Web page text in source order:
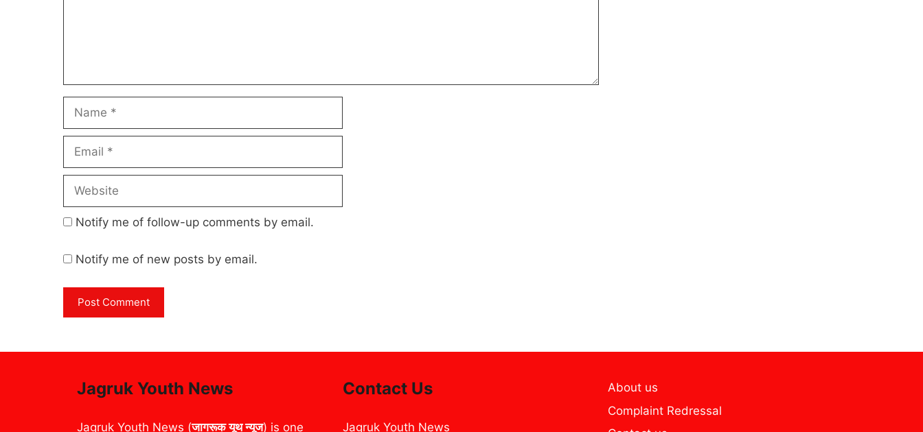
Name
Email
Website
Notify me of follow-up comments by email.
Notify me of new posts by email.
Jagruk Youth News
Jagruk Youth News (जागरूक यूथ न्यूज) is one
Contact Us
Jagruk Youth News
About us
Complaint Redressal